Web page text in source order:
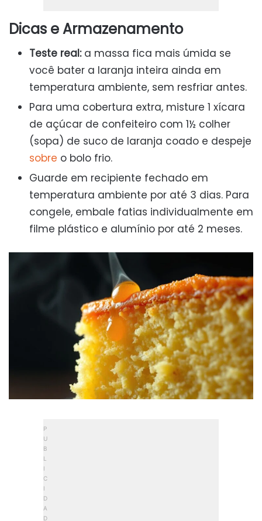
Dicas e Armazenamento
Teste real:a massa fica mais úmida se
você bater a laranja inteira ainda em
temperatura ambiente, sem resfriar antes.
Para uma cobertura extra, misture 1 xícara
de açúcar de confeiteiro com 1½ colher
(sopa) de suco de laranja coado e despeje
sobre o bolo frio.
Guarde em recipiente fechado em
temperatura ambiente por até 3 dias. Para
congele, embale fatias individualmente em
filme plástico e alumínio por até 2 meses.